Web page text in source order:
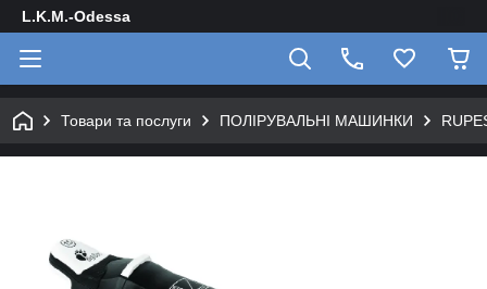
L.K.M.-Odessa
Товари та послуги ПОЛІРУВАЛЬНІ МАШИНКИ